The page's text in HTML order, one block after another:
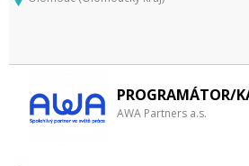
PROGRAMÁTOR/
AWA Partners a.s.